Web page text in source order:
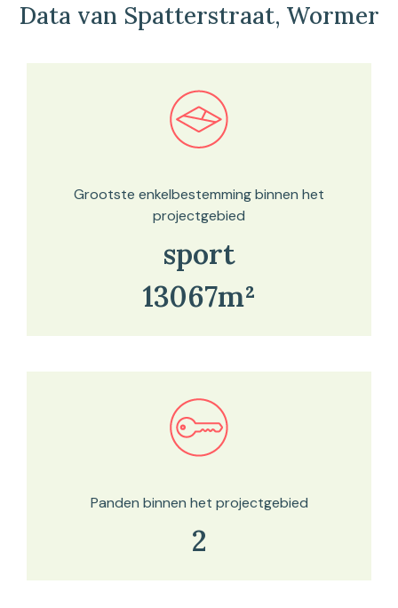
Data van Spatterstraat, Wormer
Bekijk in onze kaartviewer
Grootste enkelbestemming binnen het
projectgebied
sport
13067m²
Bekijk in onze kaartviewer
Panden binnen het projectgebied
2